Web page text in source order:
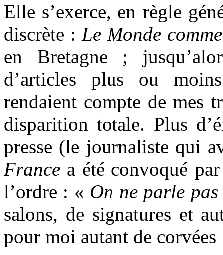
Elle s’exerce, en règle
discrète : Le Monde
en Bretagne ;
d’articles plus ou
rendaient compte de mes
disparition totale. Plus
presse (le journaliste qui
France a été convoqué
l’ordre : « On ne parle
salons, de signatures et
pour moi autant de